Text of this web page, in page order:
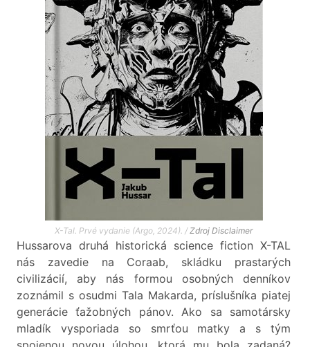
X-Tal. Prvé vydanie (Argo, 2024). /Zdroj Disclaimer
Hussarova druhá historická science fiction X-TAL
nás zavedie na Coraab, skládku prastarých
civilizácií, aby nás formou osobných denníkov
zoznámil s osudmi Tala Makarda, príslušníka piatej
generácie ťažobných pánov. Ako sa samotársky
mladík vysporiada so smrťou matky a s tým